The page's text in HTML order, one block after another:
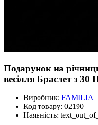
Подарунок на
весілля Браслет з
Виробник: FAMILIA
Код товару: 02190
Наявність: